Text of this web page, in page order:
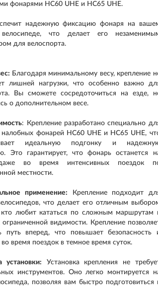
фонарями HC60 UHE и HC65 UHE.
надежную фиксацию фонаря на
что делает его
для велоспорта.
Благодаря минимальному весу, крепление
лишней нагрузки, что особенно важно
Вы сможете сосредоточиться на езде,
о дополнительном весе.
: Крепление разработано специально
фонарей HC60 UHE и HC65 UHE,
идеальную подгонку и
Это гарантирует, что фонарь останется
во время интенсивных поездок
местности.
применение: Крепление подходит
что делает его отличным
кто любит кататься по сложным маршрутам
ограниченной видимости. Крепление
путь вперед, что повышает безопасность
время поездок в темное время суток.
установки: Установка крепления не
инструментов. Оно легко монтируется
позволяя вам быстро подготовиться